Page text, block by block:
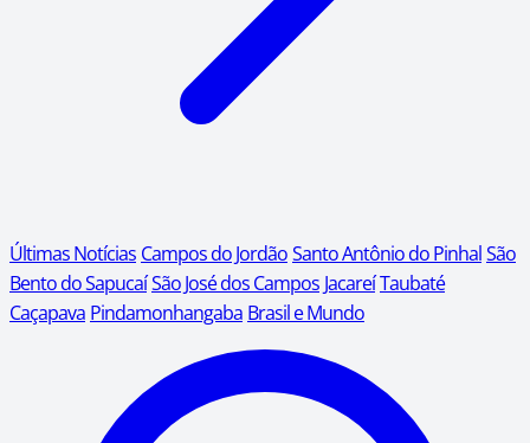
Últimas Notícias Campos do JordãoSanto Antônio do PinhalSão
Bento do SapucaíSão José dos Campos JacareíTaubaté
Caçapava Pindamonhangaba Brasil e Mundo